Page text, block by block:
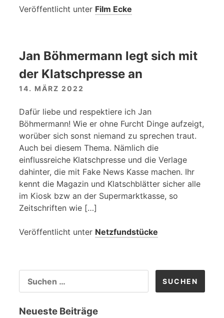
Veröffentlicht unter Film Ecke
Jan Böhmermann legt sich mit
der Klatschpresse an
14. MÄRZ 2022
Dafür liebe und respektiere ich Jan
Böhmermann! Wie er ohne Furcht Dinge aufzeigt,
worüber sich sonst niemand zu sprechen traut.
Auch bei diesem Thema. Nämlich die
einflussreiche Klatschpresse und die Verlage
dahinter, die mit Fake News Kasse machen. Ihr
kennt die Magazin und Klatschblätter sicher alle
im Kiosk bzw an der Supermarktkasse, so
Zeitschriften wie […]
Veröffentlicht unter Netzfundstücke
NACH:
Neueste Beiträge